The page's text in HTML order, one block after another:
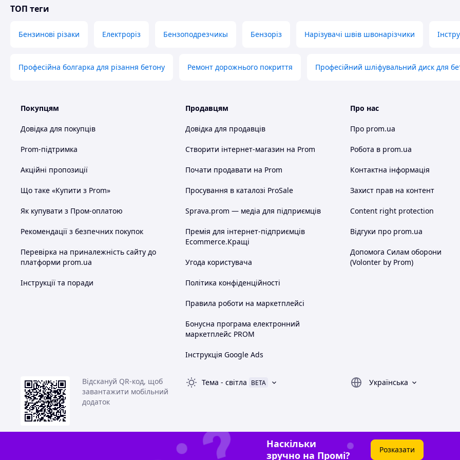
Комплектація Швонарізчик бензиновий Бензоріз GTM GT7208S 3,5 кВт
диск 400 мм
Комплектація Кейс,комплект аксесуарів
Tools Store - це великий вибір інструментів для дому, будівництва та майстерні. Електроінструменти,
Україні, асортимент постійно оновлюється, тому легко знайдете саме те, що потрібно. Tools Store сила
ТОП теги
Бензинові різаки Електроріз Бензоподрезчикы Бензоріз Нарізувачі швів швонарізчики
Професійна болгарка для різання бетону Ремонт дорожнього покриття Професійний шліфувальний диск для
Покупцям
Довідка для покупців
Prom-підтримка
Акційні пропозиції
Що таке «Купити з Prom»
Як купувати з Пром-оплатою
Рекомендації з безпечних покупок
Перевірка на приналежність сайту до
платформи prom.ua
Інструкції та поради
Продавцям
Довідка для продавців
Створити інтернет-магазин на Prom
Почати продавати на Prom
Просування в каталозі ProSale
Sprava.prom — медіа для підприємців
Премія для інтернет-підприємців
Ecommerce.Кращі
Угода користувача
Політика конфіденційності
Правила роботи на маркетплейсі
Бонусна програма електронний
маркетплейс PROM
Інструкція Google Ads
Про нас
Про prom.ua
Робота в prom.ua
Контактна інформація
Захист прав на контент
Content right protection
Відгуки про prom.ua
Допомога Силам оборони
(Volonter by Prom)
Відскануй QR-код, щоб
завантажити мобільний
додаток
Тема - світла BETA
Українська
Наскільки
зручно на Промі?
Розказати